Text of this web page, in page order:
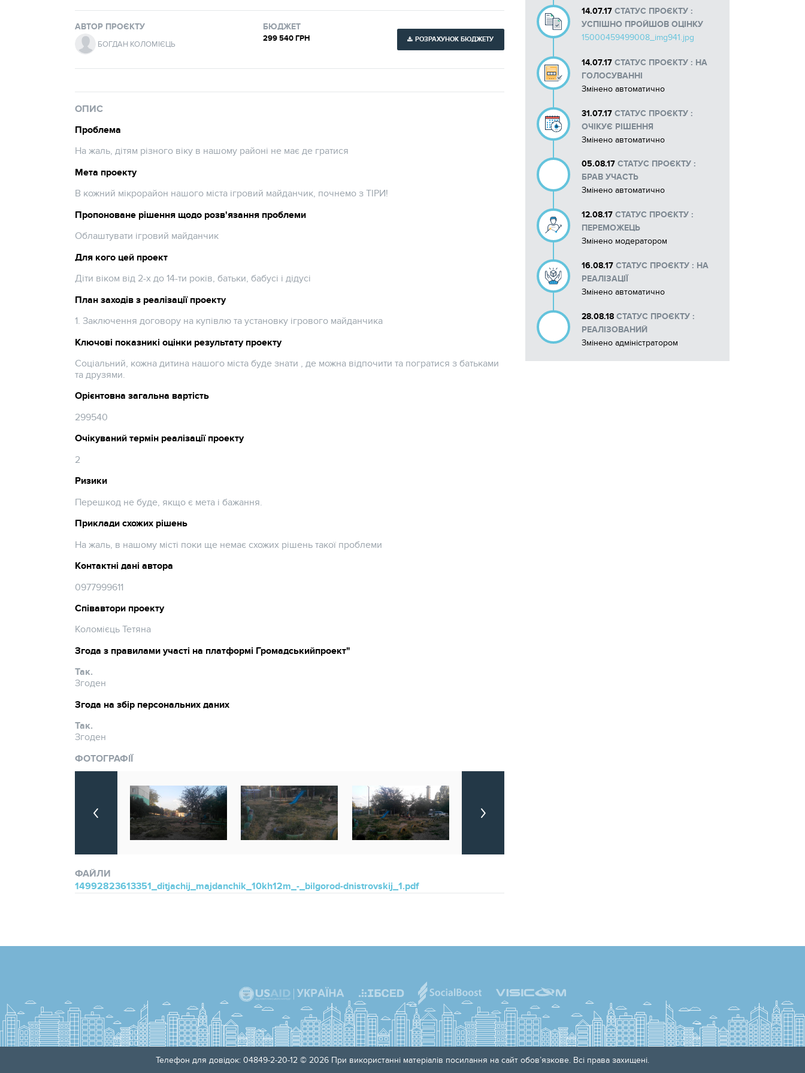
АВТОР ПРОЄКТУ
БОГДАН КОЛОМІЄЦЬ
БЮДЖЕТ
299 540 ГРН РОЗРАХУНОК БЮДЖЕТУ
ОПИС
Проблема
На жаль, дітям різного віку в нашому районі не має де гратися
Мета проекту
В кожний мікрорайон нашого міста ігровий майданчик, почнемо з ТІРИ!
Пропоноване рішення щодо розв'язання проблеми
Облаштувати ігровий майданчик
Для кого цей проект
Діти віком від 2-х до 14-ти років, батьки, бабусі і дідусі
План заходів з реалізації проекту
1. Заключення договору на купівлю та установку ігрового майданчика
Ключові показникі оцінки результату проекту
Соціальний, кожна дитина нашого міста буде знати , де можна відпочити та погратися з батьками
та друзями.
Орієнтовна загальна вартість
299540
Очікуваний термін реалізації проекту
2
Ризики
Перешкод не буде, якщо є мета і бажання.
Приклади схожих рішень
На жаль, в нашому місті поки ще немає схожих рішень такої проблеми
Контактні дані автора
0977999611
Співавтори проекту
Коломієць Тетяна
Згода з правилами участі на платформі Громадськийпроект"
Так.
Згоден
Згода на збір персональних даних
Так.
Згоден
ФОТОГРАФІЇ
ФАЙЛИ
14992823613351_ditjachij_majdanchik_10kh12m_-_bilgorod-dnistrovskij_1.pdf
14.07.17 СТАТУС ПРОЄКТУ :
УСПІШНО ПРОЙШОВ ОЦІНКУ
15000459499008_img941.jpg
14.07.17 СТАТУС ПРОЄКТУ : НА
ГОЛОСУВАННІ
Змінено автоматично
31.07.17 СТАТУС ПРОЄКТУ :
ОЧІКУЄ РІШЕННЯ
Змінено автоматично
05.08.17 СТАТУС ПРОЄКТУ :
БРАВ УЧАСТЬ
Змінено автоматично
12.08.17 СТАТУС ПРОЄКТУ :
ПЕРЕМОЖЕЦЬ
Змінено модератором
16.08.17 СТАТУС ПРОЄКТУ : НА
РЕАЛІЗАЦІЇ
Змінено автоматично
28.08.18 СТАТУС ПРОЄКТУ :
РЕАЛІЗОВАНИЙ
Змінено адміністратором
Телефон для довідок: 04849-2-20-12 © 2026 При використанні матеріалів посилання на сайт обов’язкове. Всі права захищені.